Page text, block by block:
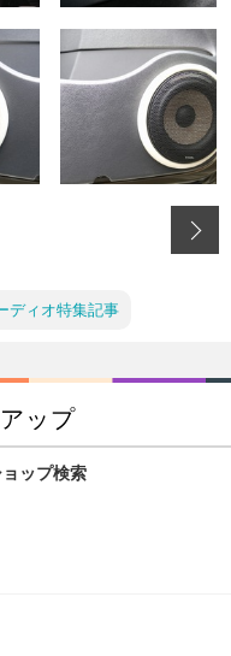
ディオ特集記事
ップ
ップ検索